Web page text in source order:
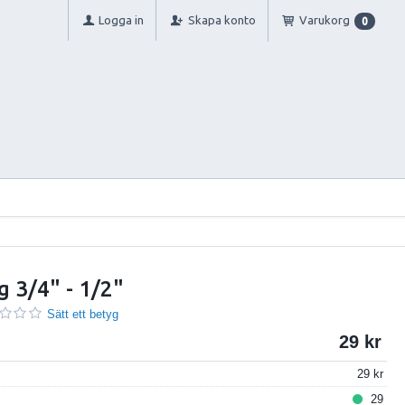
Logga in Skapa konto Varukorg 0
3/4" - 1/2"
Sätt ett betyg
29
29
29